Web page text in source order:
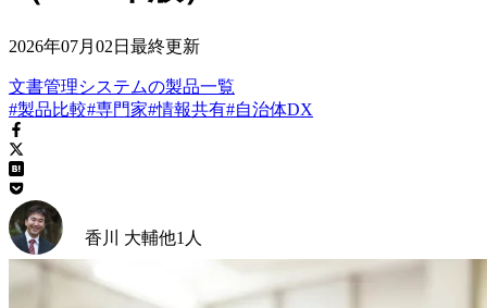
2026年07月02日 最終更新
文書管理システムの製品一覧
#製品比較#専門家#情報共有#自治体DX
香川 大輔他1 人